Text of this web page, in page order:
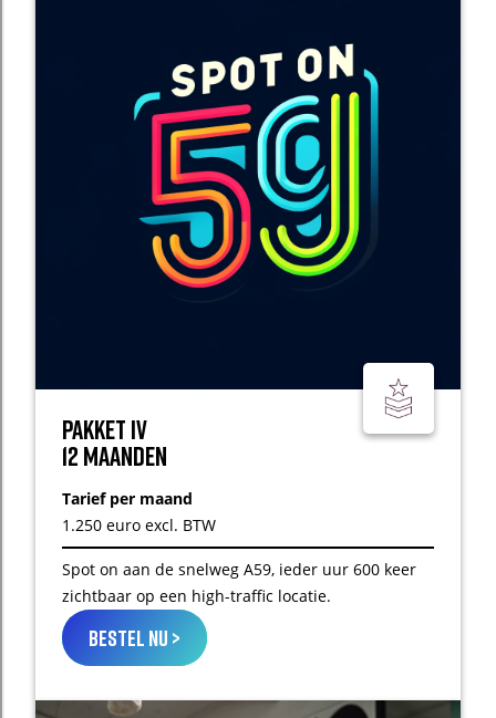
Pakket IV
12 maanden
Tarief per maand
1.250 euro excl. BTW
Spot on aan de snelweg A59, ieder uur 600 keer
zichtbaar op een high-traffic locatie.
bestel nu >